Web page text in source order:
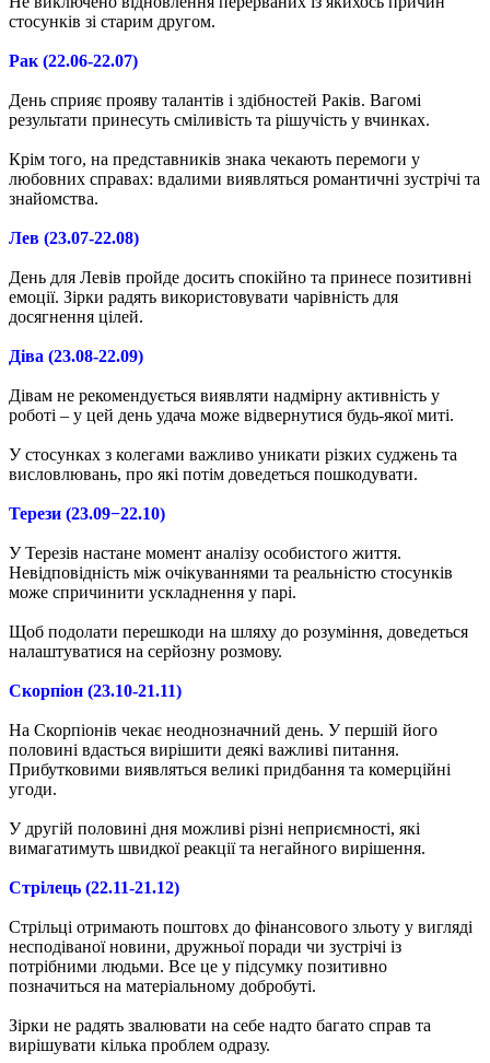
стосунків зі старим другом.
Рак (22.06-22.07)
День сприяє прояву талантів і здібностей Раків. Вагомі
результати принесуть сміливість та рішучість у вчинках.
Крім того, на представників знака чекають перемоги у
любовних справах: вдалими виявляться романтичні зустрічі та
знайомства.
Лев (23.07-22.08)
День для Левів пройде досить спокійно та принесе позитивні
емоції. Зірки радять використовувати чарівність для
досягнення цілей.
Діва (23.08-22.09)
Дівам не рекомендується виявляти надмірну активність у
роботі – у цей день удача може відвернутися будь-якої миті.
У стосунках з колегами важливо уникати різких суджень та
висловлювань, про які потім доведеться пошкодувати.
Терези (23.09−22.10)
У Терезів настане момент аналізу особистого життя.
Невідповідність між очікуваннями та реальністю стосунків
може спричинити ускладнення у парі.
Щоб подолати перешкоди на шляху до розуміння, доведеться
налаштуватися на серйозну розмову.
Скорпіон (23.10-21.11)
На Скорпіонів чекає неоднозначний день. У першій його
половині вдасться вирішити деякі важливі питання.
Прибутковими виявляться великі придбання та комерційні
угоди.
У другій половині дня можливі різні неприємності, які
вимагатимуть швидкої реакції та негайного вирішення.
Стрілець (22.11-21.12)
Стрільці отримають поштовх до фінансового зльоту у вигляді
несподіваної новини, дружньої поради чи зустрічі із
потрібними людьми. Все це у підсумку позитивно
позначиться на матеріальному добробуті.
Зірки не радять звалювати на себе надто багато справ та
вирішувати кілька проблем одразу.